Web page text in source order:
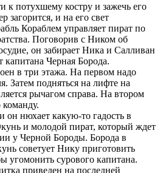
к потухшему костру и зажечь его
загорится, и на его свет
Кораблем управляет пират по
Поговорив с Ником об
он забирает Ника и Салливан
капитана Черная Борода.
в три этажа. На первом надо
Затем подняться на лифте на
рычагом справа. На втором
нюхает какую-то гадость в
и молодой пират, который ждет
у Черной Бороды. Борода в
советует Нику приготовить
угомонить сурового капитана.
приведен на последней